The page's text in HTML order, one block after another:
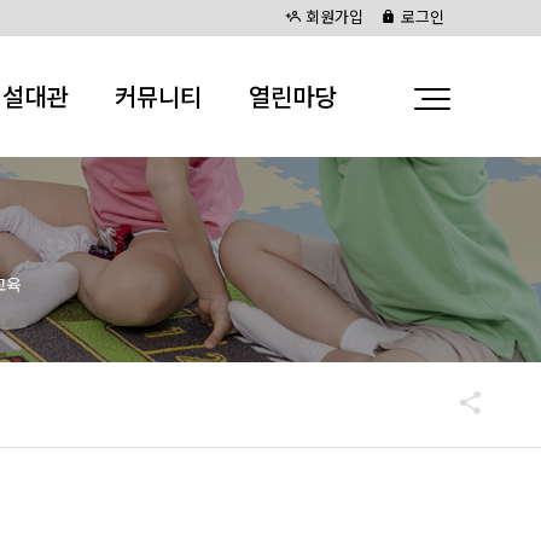
회원가입 로그인
대관 커뮤니티 열린마당
육